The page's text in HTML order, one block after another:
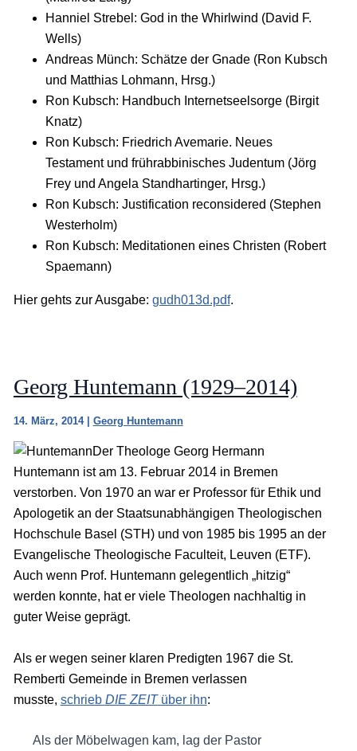
Hanniel Strebel: God in the Whirlwind (David F.
Wells)
Andreas Münch: Schätze der Gnade (Ron Kubsch
und Matthias Lohmann, Hrsg.)
Ron Kubsch: Handbuch Internetseelsorge (Birgit
Knatz)
Ron Kubsch: Friedrich Avemarie. Neues
Testament und frührabbinisches Judentum (Jörg
Frey und Angela Standhartinger, Hrsg.)
Ron Kubsch: Justification reconsidered (Stephen
Westerholm)
Ron Kubsch: Meditationen eines Christen (Robert
Spaemann)
Hier gehts zur Ausgabe: gudh013d.pdf.
Georg Huntemann (1929–2014)
14. März, 2014 Georg Huntemann
Der Theologe Georg Hermann
Huntemann ist am 13. Februar 2014 in Bremen
verstorben. Von 1970 an war er Professor für Ethik und
Apologetik an der Staatsunabhängigen Theologischen
Hochschule Basel (STH) und von 1985 bis 1995 an der
Evangelische Theologische Faculteit, Leuven (ETF).
Auch wenn Prof. Huntemann gelegentlich „hitzig“
werden konnte, hat er viele Theologen nachhaltig in
guter Weise geprägt.
Als er wegen seiner klaren Predigten 1967 die St.
Remberti Gemeinde in Bremen verlassen
musste, schrieb DIE ZEITüber ihn:
Als der Möbelwagen kam, lag der Pastor